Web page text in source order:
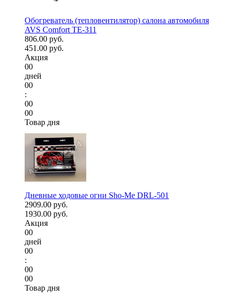
Обогреватель (тепловентилятор) салона автомобиля
AVS Comfort TE-311
806.00 руб.
451.00 руб.
Акция
00
дней
00
:
00
00
Товар дня
Дневные ходовые огни Sho-Me DRL-501
2909.00 руб.
1930.00 руб.
Акция
00
дней
00
:
00
00
Товар дня